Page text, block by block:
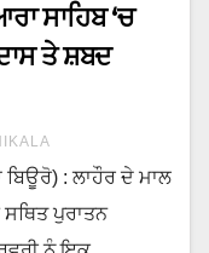
ਸਾਹਿਬ ‘ਚ
ਤੇ ਸ਼ਬਦ
: ਲਾਹੌਰ ਦੇ ਮਾਲ
ਪੁਰਾਤਨ